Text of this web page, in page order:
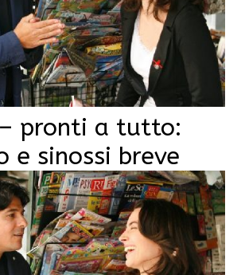
pronti a tutto:
e sinossi breve